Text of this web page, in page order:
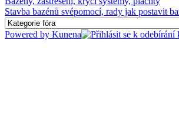
Stavba bazénů svépomocí, rady jak postavit
Powered by Kunena